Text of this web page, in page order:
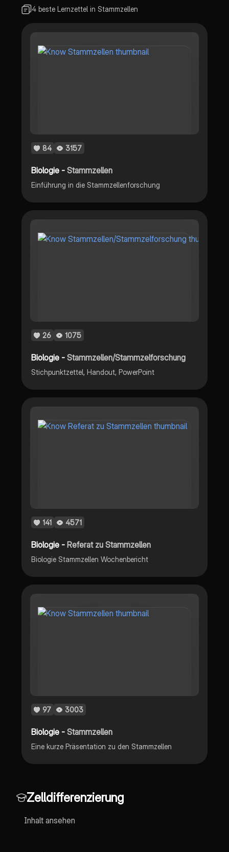
4 beste Lernzettel in Stammzellen
84 3157
Biologie -Stammzellen
Einführung in die Stammzellenforschung
26 1075
Biologie -Stammzellen/Stammzelforschung
Stichpunktzettel, Handout, PowerPoint
141 4571
Biologie -Referat zu Stammzellen
Biologie Stammzellen Wochenbericht
97 3003
Biologie -Stammzellen
Eine kurze Präsentation zu den Stammzellen
Zelldifferenzierung
Inhalt ansehen